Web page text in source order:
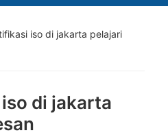
iso di jakarta pelajari
di jakarta